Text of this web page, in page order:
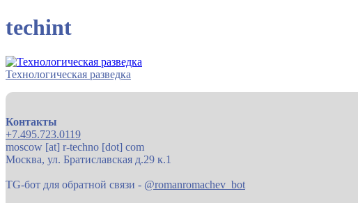
techint
Технологическая разведка
Контакты
+7.495.723.0119
moscow [at] r-techno [dot] com
Москва, ул. Братиславская д.29 к.1
TG-бот для обратной связи - @romanromachev_bot